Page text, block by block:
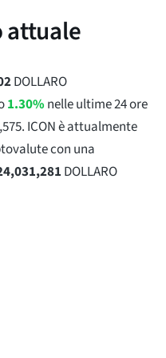
attuale
DOLLARO
1.30%nelle ultime 24 ore
. ICON è attualmente
con una
DOLLARO